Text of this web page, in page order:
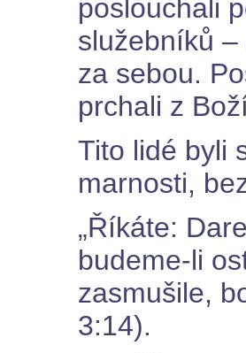
poslouchali
služebníků
za sebou.
prchali z
Tito lidé byli
marnosti,
„Říkáte:
budeme-li
zasmušile,
3:14).